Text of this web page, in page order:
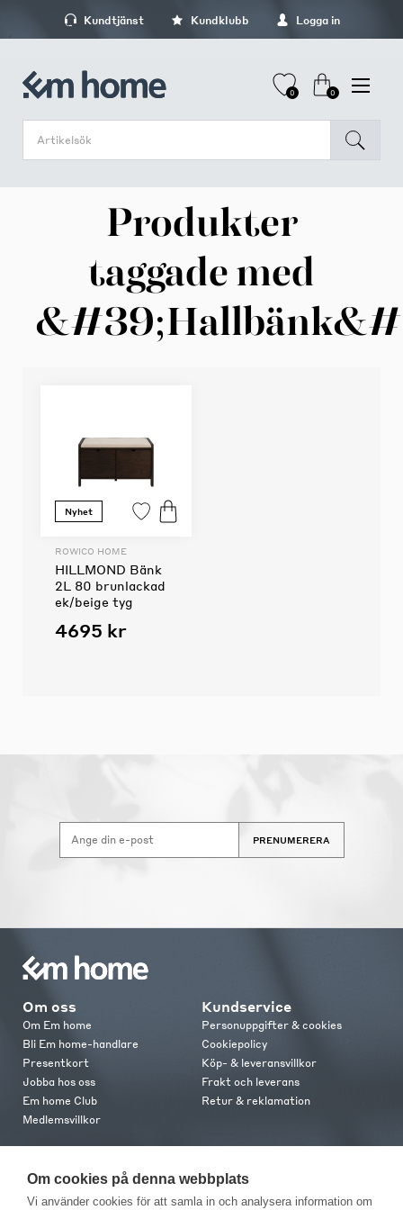
Kundtjänst Kundklubb Logga in
0 0
Produkter
taggade med
Nyhet
ROWICO HOME
HILLMOND Bänk
2L 80 brunlackad
ek/beige tyg
4695 kr
PRENUMERERA
Om oss
Om Em home
Bli Em home-handlare
Presentkort
Jobba hos oss
Em home Club
Medlemsvillkor
Kundservice
Personuppgifter & cookies
Cookiepolicy
Köp- & leveransvillkor
Frakt och leverans
Retur & reklamation
Kontakta oss
Butiker
Om cookies på denna webbplats
Vi använder cookies för att samla in och analysera information om